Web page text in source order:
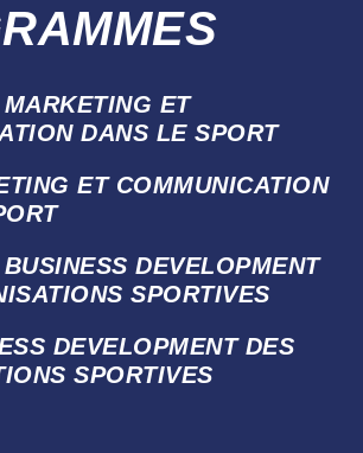
ET
DANS LE SPORT
ET COMMUNICATION
DEVELOPMENT
SPORTIVES
DEVELOPMENT DES
SPORTIVES